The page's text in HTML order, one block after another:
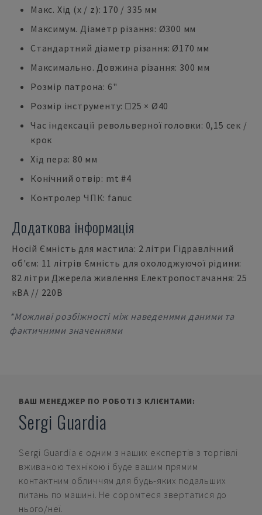
Макс. Хід (x / z): 170 / 335 мм
Максимум. Діаметр різання: Ø300 мм
Стандартний діаметр різання: Ø170 мм
Максимально. Довжина різання: 300 мм
Розмір патрона: 6"
Розмір інструменту: □25 × Ø40
Час індексації револьверної головки: 0,15 сек /
крок
Хід пера: 80 мм
Конічний отвір: mt #4
Контролер ЧПК: fanuc
Додаткова інформація
Носій Ємність для мастила: 2 літри Гідравлічний
об'єм: 11 літрів Ємність для охолоджуючої рідини:
82 літри Джерела живлення Електропостачання: 25
кВА // 220В
*Можливі розбіжності між наведеними даними та
фактичними значеннями
ВАШ МЕНЕДЖЕР ПО РОБОТІ З КЛІЄНТАМИ:
Sergi Guardia
Sergi Guardia є одним з наших експертів з торгівлі
вживаною технікою і буде вашим прямим
контактним обличчям для будь-яких подальших
питань по машині. Не соромтеся звертатися до
нього/неї.